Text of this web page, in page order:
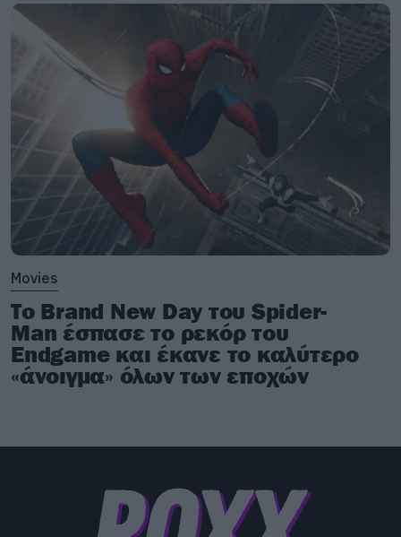
Movies
Το Brand New Day του Spider-
Man έσπασε το ρεκόρ του
Endgame και έκανε το καλύτερο
«άνοιγμα» όλων των εποχών